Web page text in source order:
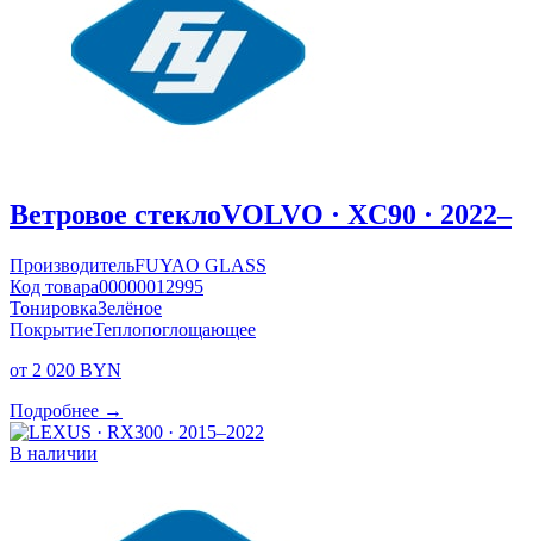
Ветровое стеклоVOLVO · XC90 · 2022–
ПроизводительFUYAO GLASS
Код товара00000012995
ТонировкаЗелёное
ПокрытиеТеплопоглощающее
от 2 020 BYN
Подробнее →
В наличии